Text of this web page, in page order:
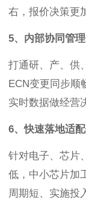
右，报价决策更
5、内部协同管
打通研、产、供
ECN变更同步顺
实时数据做经营
6、快速落地适
针对电子、芯片
低，中小芯片加
周期短、实施投